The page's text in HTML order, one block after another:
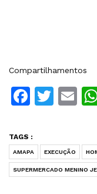
Compartilhamentos
TAGS :
AMAPA EXECUÇÃO
SUPERMERCADO MENINO